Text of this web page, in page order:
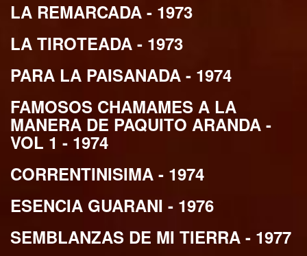
LA REMARCADA - 1973
LA TIROTEADA - 1973
PARA LA PAISANADA - 1974
FAMOSOS CHAMAMES A LA
MANERA DE PAQUITO ARANDA -
VOL 1 - 1974
CORRENTINISIMA - 1974
ESENCIA GUARANI - 1976
SEMBLANZAS DE MI TIERRA - 1977